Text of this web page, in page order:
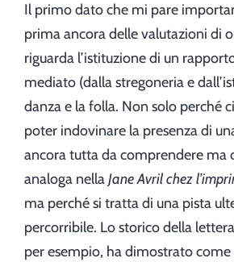
Il primo dato che mi pare
prima ancora delle valutazioni di
riguarda l’istituzione di un
mediato (dalla stregoneria e
danza e la folla. Non solo perché
poter indovinare la presenza di
ancora tutta da comprendere ma
analoga nellaJane Avril chez
ma perché si tratta di una pista
percorribile. Lo storico della
per esempio, ha dimostrato